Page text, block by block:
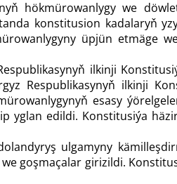
hökmürowanlygy we
konstitusion kadalaryň
üpjün etmäge
ilkinji
Respublikasynyň ilkinji
esasy
yglan edildi. Konstitusiýa
ulgamyny
goşmaçalar girizildi.